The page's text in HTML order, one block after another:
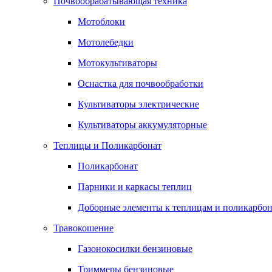
Мотоблоки
Мотолебедки
Мотокультиваторы
Оснастка для почвообработки
Культиваторы электрические
Культиваторы аккумуляторные
Теплицы и Поликарбонат
Поликарбонат
Парники и каркасы теплиц
Доборные элементы к теплицам и
Травокошение
Газонокосилки бензиновые
Триммеры бензиновые